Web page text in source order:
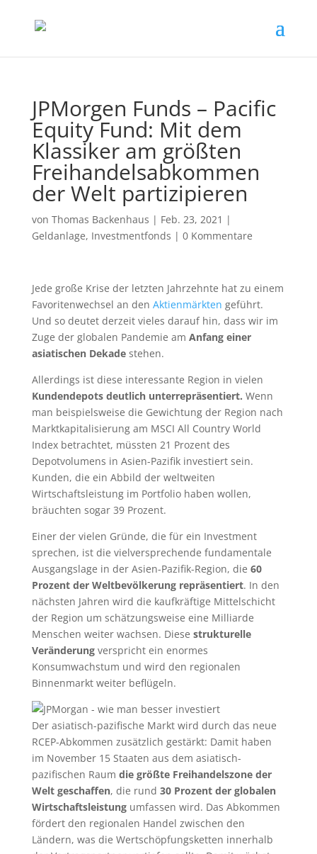
JPMorgen Funds – Pacific
Equity Fund: Mit dem
Klassiker am größten
Freihandelsabkommen
der Welt partizipieren
von Thomas Backenhaus | Feb. 23, 2021 |
Geldanlage, Investmentfonds | 0 Kommentare
Jede große Krise der letzten Jahrzehnte hat zu einem
Favoritenwechsel an den Aktienmärkten geführt.
Und so deutet derzeit vieles darauf hin, dass wir im
Zuge der globalen Pandemie am Anfang einer
asiatischen Dekadestehen.
Allerdings ist diese interessante Region in vielen
Kundendepots deutlich unterrepräsentiert. Wenn
man beispielsweise die Gewichtung der Region nach
Marktkapitalisierung am MSCI All Country World
Index betrachtet, müssten 21 Prozent des
Depotvolumens in Asien-Pazifik investiert sein.
Kunden, die ein Abbild der weltweiten
Wirtschaftsleistung im Portfolio haben wollen,
bräuchten sogar 39 Prozent.
Einer der vielen Gründe, die für ein Investment
sprechen, ist die vielversprechende fundamentale
Ausgangslage in der Asien-Pazifik-Region, die 60
Prozent der Weltbevölkerung repräsentiert. In den
nächsten Jahren wird die kaufkräftige Mittelschicht
der Region um schätzungsweise eine Milliarde
Menschen weiter wachsen. Diese strukturelle
Veränderungverspricht ein enormes
Konsumwachstum und wird den regionalen
Binnenmarkt weiter beflügeln.
Der asiatisch-pazifische Markt wird durch das neue
RCEP-Abkommen zusätzlich gestärkt: Damit haben
im November 15 Staaten aus dem asiatisch-
pazifischen Raum die größte Freihandelszone der
Welt geschaffen, die rund 30 Prozent der globalen
Wirtschaftsleistungumfassen wird. Das Abkommen
fördert den regionalen Handel zwischen den
Ländern, was die Wertschöpfungsketten innerhalb